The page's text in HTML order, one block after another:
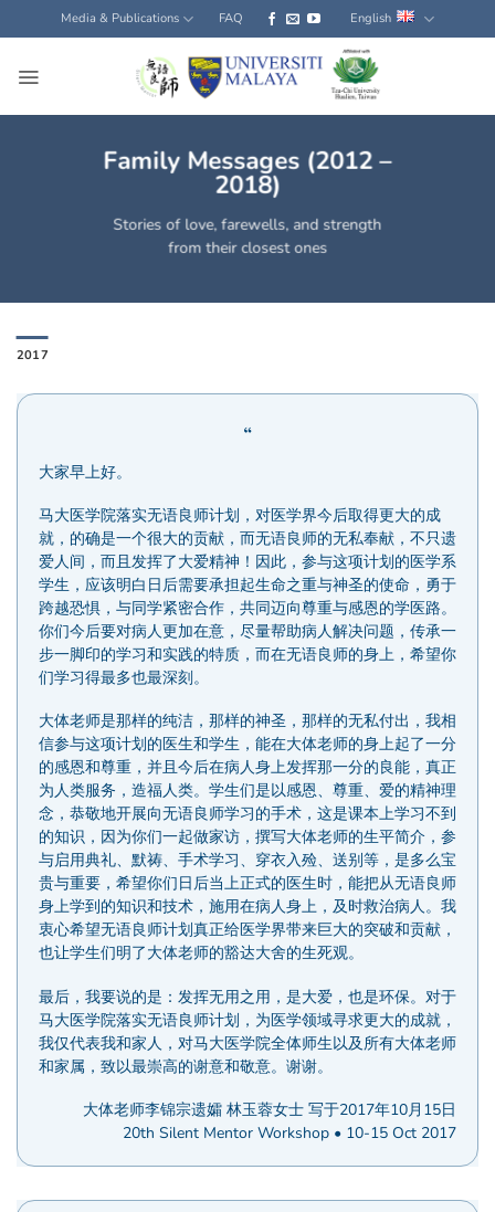
to
content
Media & Publications FAQ English
Family Messages (2012 –
2018)
Stories of love, farewells, and strength
from their closest ones
2017
大家早上好。
马大医学院落实无语良师计划，对医学界今后取得更大的成
就，的确是一个很大的贡献，而无语良师的无私奉献，不只遗
爱人间，而且发挥了大爱精神！因此，参与这项计划的医学系
学生，应该明白日后需要承担起生命之重与神圣的使命，勇于
跨越恐惧，与同学紧密合作，共同迈向尊重与感恩的学医路。
你们今后要对病人更加在意，尽量帮助病人解决问题，传承一
步一脚印的学习和实践的特质，而在无语良师的身上，希望你
们学习得最多也最深刻。
大体老师是那样的纯洁，那样的神圣，那样的无私付出，我相
信参与这项计划的医生和学生，能在大体老师的身上起了一分
的感恩和尊重，并且今后在病人身上发挥那一分的良能，真正
为人类服务，造福人类。学生们是以感恩、尊重、爱的精神理
念，恭敬地开展向无语良师学习的手术，这是课本上学习不到
的知识，因为你们一起做家访，撰写大体老师的生平简介，参
与启用典礼、默祷、手术学习、穿衣入殓、送别等，是多么宝
贵与重要，希望你们日后当上正式的医生时，能把从无语良师
身上学到的知识和技术，施用在病人身上，及时救治病人。我
衷心希望无语良师计划真正给医学界带来巨大的突破和贡献，
也让学生们明了大体老师的豁达大舍的生死观。
最后，我要说的是：发挥无用之用，是大爱，也是环保。对于
马大医学院落实无语良师计划，为医学领域寻求更大的成就，
我仅代表我和家人，对马大医学院全体师生以及所有大体老师
和家属，致以最崇高的谢意和敬意。谢谢。
大体老师李锦宗遗孀 林玉蓉女士 写于2017年10月15日
20th Silent Mentor Workshop • 10-15 Oct 2017